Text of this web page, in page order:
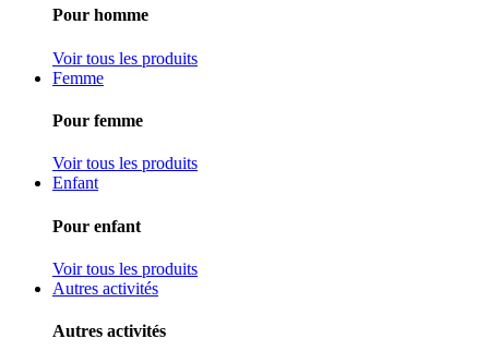
Pour homme
Voir tous les produits
Femme
Pour femme
Voir tous les produits
Enfant
Pour enfant
Voir tous les produits
Autres activités
Autres activités